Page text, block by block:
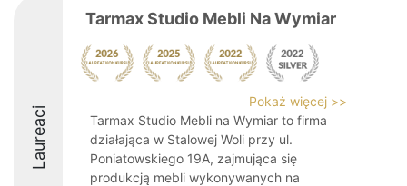
Laureaci
Tarmax Studio Mebli Na Wymiar
Pokaż więcej >>
Tarmax Studio Mebli na Wymiar to firma
działająca w Stalowej Woli przy ul.
Poniatowskiego 19A, zajmująca się
produkcją mebli wykonywanych na